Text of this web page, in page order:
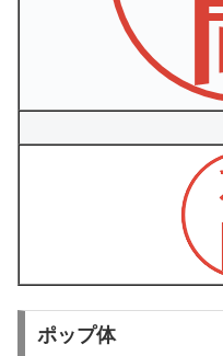
ポップ体